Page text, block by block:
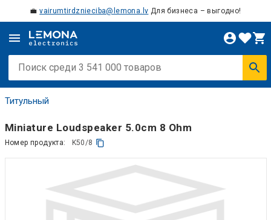
💼vairumtirdznieciba@lemona.lv Для бизнеса – выгодно!
Титульный
Miniature Loudspeaker 5.0cm 8 Ohm
Номер продукта: K50/8